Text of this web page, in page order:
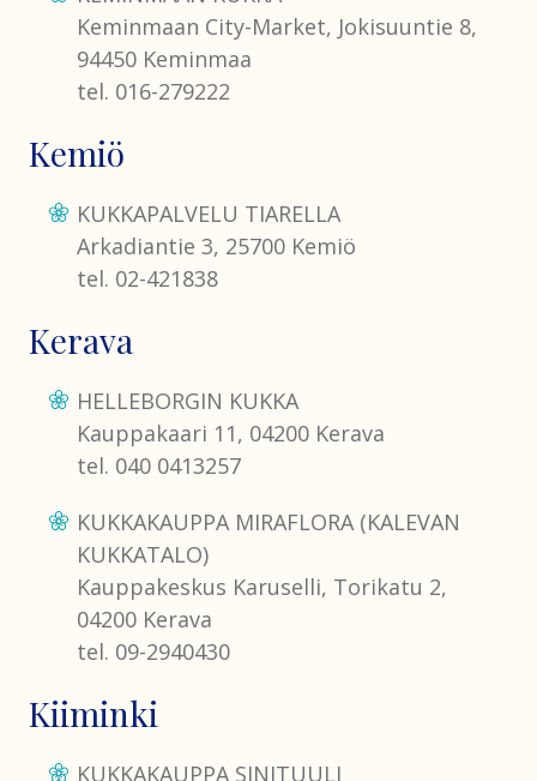
Keminmaan City-Market, Jokisuuntie 8,
94450 Keminmaa
tel. 016-279222
Kemiö
KUKKAPALVELU TIARELLA
Arkadiantie 3, 25700 Kemiö
tel. 02-421838
Kerava
HELLEBORGIN KUKKA
Kauppakaari 11, 04200 Kerava
tel. 040 0413257
KUKKAKAUPPA MIRAFLORA (KALEVAN
KUKKATALO)
Kauppakeskus Karuselli, Torikatu 2,
04200 Kerava
tel. 09-2940430
Kiiminki
KUKKAKAUPPA SINITUULI